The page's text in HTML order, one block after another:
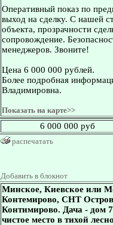
Оперативный показ по
выход на сделку. С нашей
объекта, прозрачности
сопровождение.
менеджеров. Звоните!
Цена 6 000 000 рублей.
Более подробная
Владимировна.
Показать на карте>>
6 000 000 руб
распечатать
Добавить в блокнот
Минское, Киевское или
Контемирово, СНТ
Контимирово. Дача - дом
чистое место в тихой